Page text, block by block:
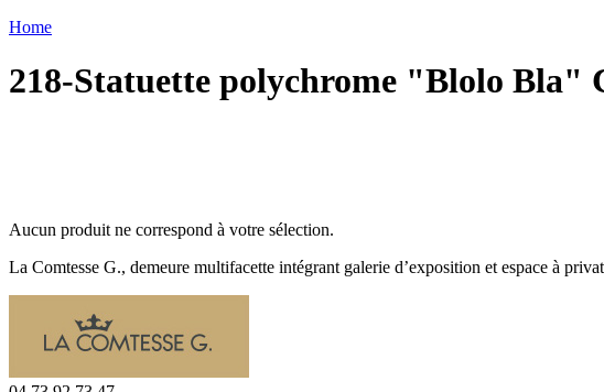
Home
218-Statuette polychrome "Blolo Bla"
Aucun produit ne correspond à votre sélection.
La Comtesse G., demeure multifacette intégrant galerie d’exposition et espace à